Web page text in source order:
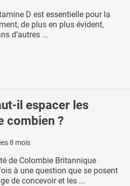
D est essentielle pour la
de plus en plus évident,
d’autres ...
il espacer les
combien ?
8 mois
de Colombie Britannique
à une question que se posent
de concevoir et les ...